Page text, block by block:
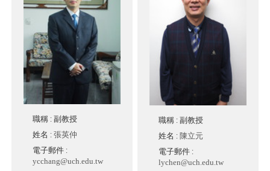
職稱 : 副教授
姓名 :張英仲
電子郵件 :
ycchang@uch.edu.tw
職稱 : 副教授
姓名 :陳立元
電子郵件 :
lychen@uch.edu.tw